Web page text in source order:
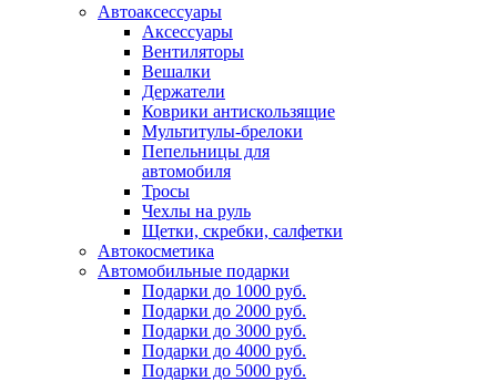
Автоаксессуары
Аксессуары
Вентиляторы
Вешалки
Держатели
Коврики антискользящие
Мультитулы-брелоки
Пепельницы для
автомобиля
Тросы
Чехлы на руль
Щетки, скребки, салфетки
Автокосметика
Автомобильные подарки
Подарки до 1000 руб.
Подарки до 2000 руб.
Подарки до 3000 руб.
Подарки до 4000 руб.
Подарки до 5000 руб.